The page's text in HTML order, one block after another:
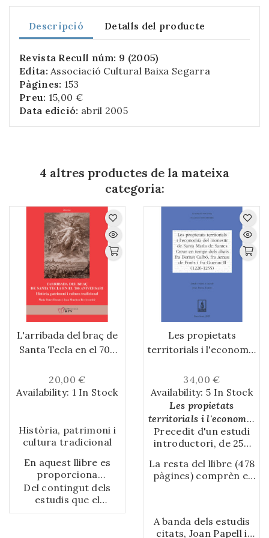
Descripció Detalls del producte
Revista Recull núm: 9 (2005)
Edita: Associació Cultural Baixa Segarra
Pàgines: 153
Preu: 15,00 €
Data edició: abril 2005
4 altres productes de la mateixa
categoria:
L'arribada del braç de
Santa Tecla en el 700
20,00 €
Availability: 1 In Stock
Història, patrimoni i
cultura tradicional
En aquest llibre es
proporciona
l’emmarcament
històric, antropològic
i cultural de l’arribada
Del contingut dels
estudis que el
composen cal
Les propietats
territorials i l'economia
Maria de Santes Creus
34,00 €
Availability:5 In Stock
Les propietats
territorials i l'economia
del monestir de Santa
Maria de Santes Creus
en temps dels abats fra
Bernat Calbó, fra Arnau
de Forès i fra Guerau II
Precedit d'un estudi
introductori, de 250
Joan Papell estudia el
monestir de Santes
claustrals des de 1226
a 1255, a partir de la
La resta del llibre (478
pàgines) comprèn el
període santescreuí i
l'índex onomàstic i
A banda dels estudis
citats, Joan Papell i